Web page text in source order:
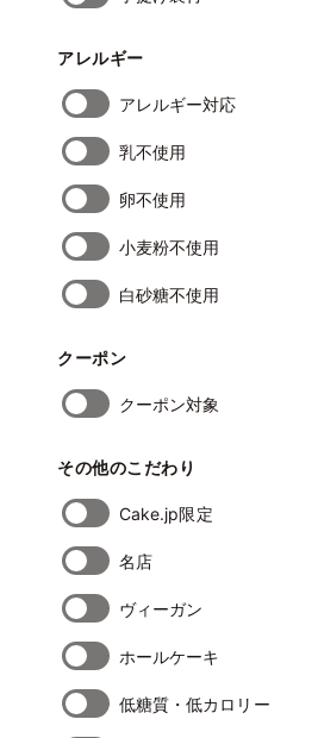
アレルギー
アレルギー対応
乳不使用
卵不使用
小麦粉不使用
白砂糖不使用
クーポン
クーポン対象
その他のこだわり
Cake.jp限定
名店
ヴィーガン
ホールケーキ
低糖質・低カロリー